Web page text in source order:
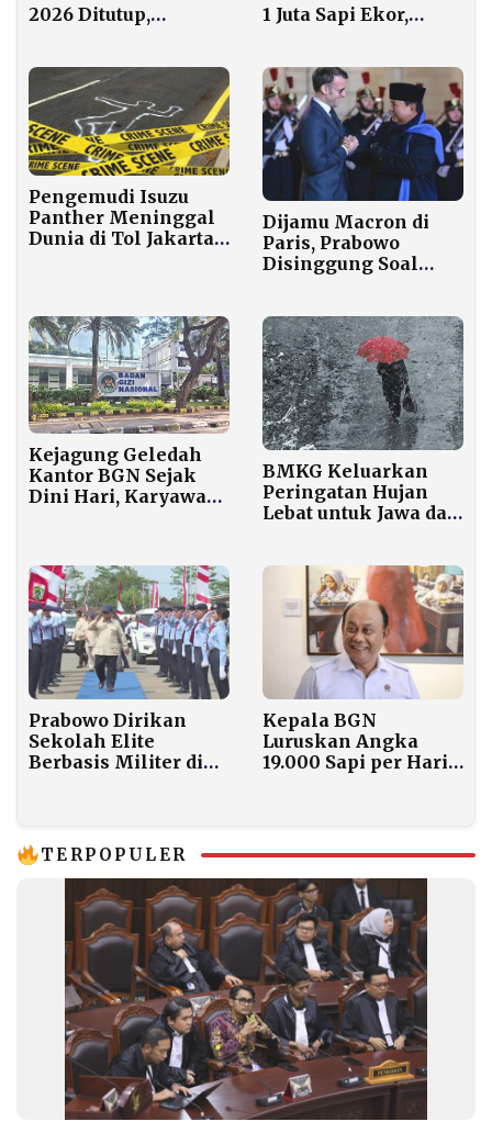
2026 Ditutup,
Terkendali
1 Juta Sapi Ekor,
Pengemudi Isuzu
Panther Meninggal
Dunia di Tol Jakarta-
Dijamu Macron di
Paris, Prabowo
Disinggung Soal
Kejagung Geledah
Kantor BGN Sejak
Dini Hari, Karyawan
BMKG Keluarkan
Peringatan Hujan
Lebat untuk Jawa dan
Prabowo Dirikan
Sekolah Elite
Berbasis Militer di
Kepala BGN
Luruskan Angka
19.000 Sapi per Hari
TERPOPULER